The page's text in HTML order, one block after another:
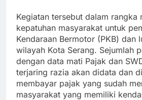
Kegiatan tersebut dalam rangka
kepatuhan masyarakat untuk
Kendaraan Bermotor (PKB) dan
wilayah Kota Serang. Sejumlah
dengan data mati Pajak dan
terjaring razia akan didata dan
membayar pajak yang sudah
masyarakat yang memiliki